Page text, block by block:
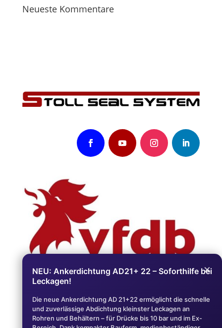
Neueste Kommentare
AGB
Impressum
×
NEU: Ankerdichtung AD21+ 22 – Soforthilfe bei
Leckagen!
Die neue Ankerdichtung AD 21+22 ermöglicht die schnelle
und zuverlässige Abdichtung kleinster Leckagen an
Rohren und Behältern – für Drücke bis 10 bar und im Ex-